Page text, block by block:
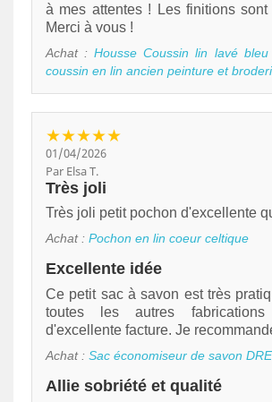
à mes attentes ! Les finitions sont
Merci à vous !
Achat :Housse Coussin lin lavé bleu
coussin en lin ancien peinture et
★★★★★
01/04/2026
Par Elsa T.
Très joli
Très joli petit pochon d'excellente
Achat : Pochon en lin coeur celtique
Excellente idée
Ce petit sac à savon est très
toutes les autres
d'excellente facture. Je
Achat : Sac économiseur de savon
Allie sobriété et qualité